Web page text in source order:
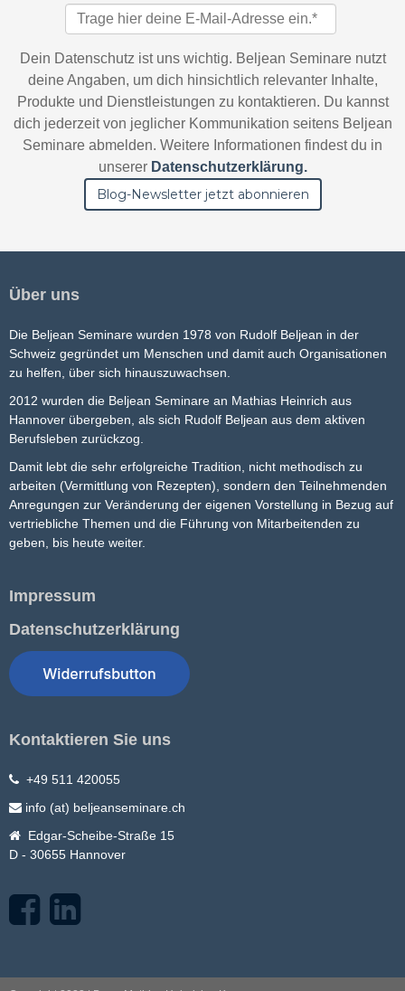
Dein Datenschutz ist uns wichtig. Beljean Seminare nutzt
deine Angaben, um dich hinsichtlich relevanter Inhalte,
Produkte und Dienstleistungen zu kontaktieren. Du kannst
dich jederzeit von jeglicher Kommunikation seitens Beljean
Seminare abmelden. Weitere Informationen findest du in
unserer Datenschutzerklärung.
Über uns
Die Beljean Seminare wurden 1978 von Rudolf Beljean in der
Schweiz gegründet um Menschen und damit auch Organisationen
zu helfen, über sich hinauszuwachsen.
2012 wurden die Beljean Seminare an Mathias Heinrich aus
Hannover übergeben, als sich Rudolf Beljean aus dem aktiven
Berufsleben zurückzog.
Damit lebt die sehr erfolgreiche Tradition, nicht methodisch zu
arbeiten (Vermittlung von Rezepten), sondern den Teilnehmenden
Anregungen zur Veränderung der eigenen Vorstellung in Bezug auf
vertriebliche Themen und die Führung von Mitarbeitenden zu
geben, bis heute weiter.
Impressum
Datenschutzerklärung
Kontaktieren Sie uns
+49 511 420055
info (at) beljeanseminare.ch
Edgar-Scheibe-Straße 15
D - 30655 Hannover
F